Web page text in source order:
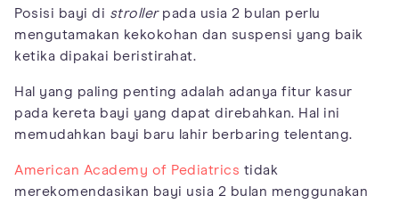
Posisi bayi di strollerpada usia 2 bulan perlu
mengutamakan kekokohan dan suspensi yang baik
ketika dipakai beristirahat.
Hal yang paling penting adalah adanya fitur kasur
pada kereta bayi yang dapat direbahkan. Hal ini
memudahkan bayi baru lahir berbaring telentang.
American Academy of Pediatrics tidak
merekomendasikan bayi usia 2 bulan menggunakan